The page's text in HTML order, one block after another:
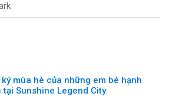
ký mùa hè của những em bé hạnh
tại Sunshine Legend City